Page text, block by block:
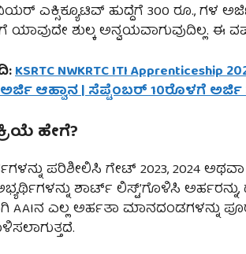
ಎಕ್ಸಿಕ್ಯೂಟಿವ್ ಹುದ್ದೆಗೆ 300 ರೂ., ಗಳ
ಯಾವುದೇ ಶುಲ್ಕ ಅನ್ವಯವಾಗುವುದಿಲ್ಲ. ಈ
KSRTC NWKRTC ITI
ಆಹ್ವಾನ | ಸೆಪ್ಟೆಂಬರ್ 10ರೊಳಗೆ ಅರ್ಜಿ
ಹೇಗೆ?
ಪರಿಶೀಲಿಸಿ ಗೇಟ್ 2023, 2024
ಶಾರ್ಟ್ ಲಿಸ್ಟ್’ಗೊಳಿಸಿ
ಎಲ್ಲ ಅರ್ಹತಾ ಮಾನದಂಡಗಳನ್ನು